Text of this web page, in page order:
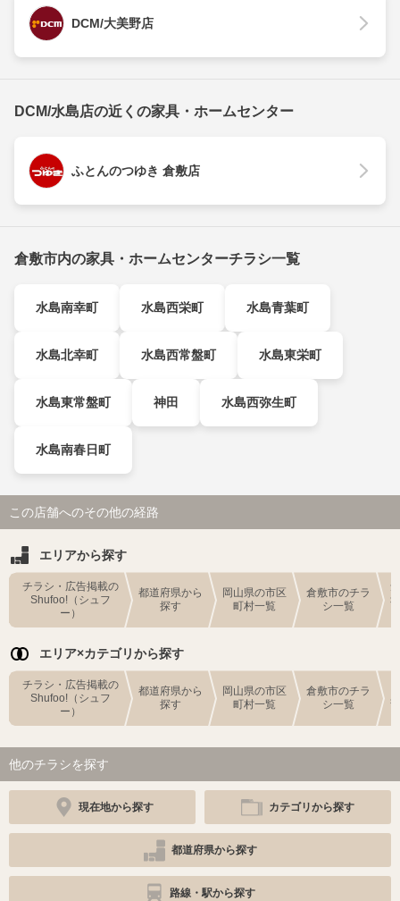
DCM/大美野店
DCM/水島店の近くの家具・ホームセンター
ふとんのつゆき 倉敷店
倉敷市内の家具・ホームセンターチラシ一覧
水島南幸町 水島西栄町 水島青葉町
水島北幸町 水島西常盤町 水島東栄町
水島東常盤町 神田 水島西弥生町
水島南春日町
この店舗へのその他の経路
エリアから探す
チラシ・広告掲載の
Shufoo!（シュフ
ー）
都道府県から
探す
岡山県の市区
町村一覧
倉敷市のチラ
シ一覧
エリア×カテゴリから探す
チラシ・広告掲載の
Shufoo!（シュフ
ー）
都道府県から
探す
岡山県の市区
町村一覧
倉敷市のチラ
シ一覧
他のチラシを探す
現在地から探す カテゴリから探す
都道府県から探す
路線・駅から探す